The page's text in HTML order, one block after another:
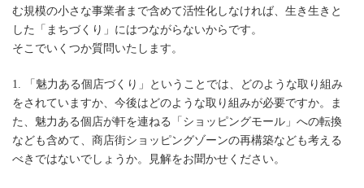
む規模の小さな事業者まで含めて活性化しなければ、生き生きと
した「まちづくり」にはつながらないからです。
そこでいくつか質問いたします。
1. 「魅力ある個店づくり」ということでは、どのような取り組み
をされていますか、今後はどのような取り組みが必要ですか。ま
た、魅力ある個店が軒を連ねる「ショッピングモール」への転換
なども含めて、商店街ショッピングゾーンの再構築なども考える
べきではないでしょうか。見解をお聞かせください。